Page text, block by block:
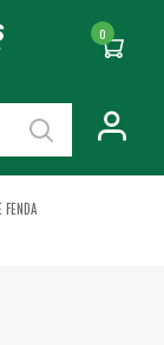
0
FENDA